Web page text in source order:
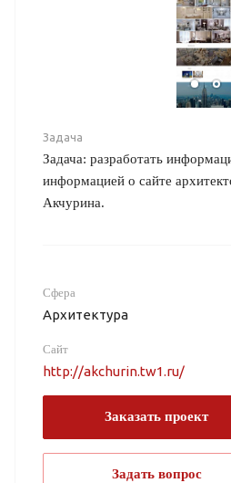
Задача
Задача: разработать
информацией о сайте
Акчурина.
Сфера
Архитектура
Сайт
http://akchurin.tw1.ru/
Заказать проект
Задать вопрос